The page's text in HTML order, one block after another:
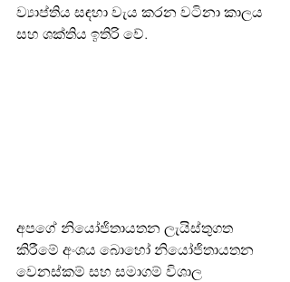
ව්‍යාප්තිය සඳහා වැය කරන වටිනා කාලය
සහ ශක්තිය ඉතිරි වේ.
අපගේ නියෝජිතායතන ලැයිස්තුගත
කිරීමේ අංශය බොහෝ නියෝජිතායතන
වෙනස්කම් සහ සමාගම් විශාල